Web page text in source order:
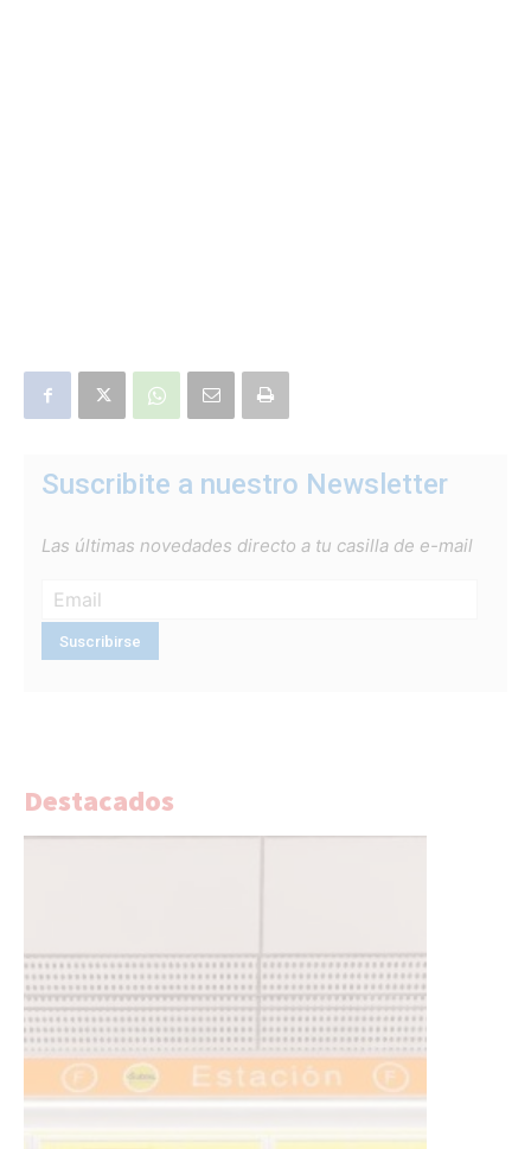
Suscribite a nuestro Newsletter
Las últimas novedades directo a tu casilla de e-mail
Destacados